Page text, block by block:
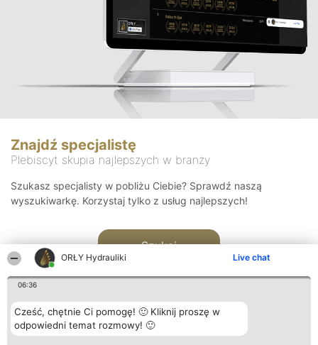
ORŁY Hydrauliki Live chat
06:36
Cześć, chętnie Ci pomogę! 🙂 Kliknij proszę w
odpowiedni temat rozmowy! 🙂
Znajdź specjalistę
Plebiscyt skupia najlepszych w branży
Szukasz specjalisty w pobliżu Ciebie? Sprawdź naszą
wyszukiwarkę. Korzystaj tylko z usług najlepszych!
Szukaj